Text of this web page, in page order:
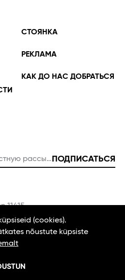
СТОЯНКА
РЕКЛАМА
КАК ДО НАС ДОБРАТЬСЯ
Подпишитесь на новостную рассылку
адрес электронной почты
ПОДПИСАТЬСЯ
11415
(cookies).
nõustute küpsiste